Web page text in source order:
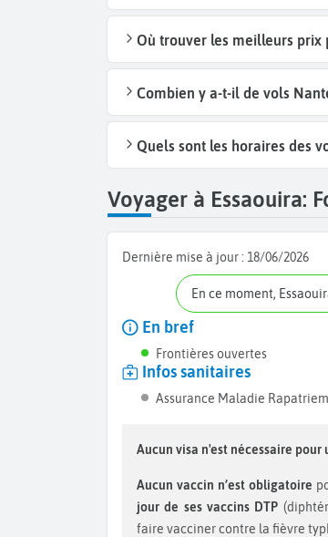
Où trouver les meilleurs prix
Combien y a-t-il de vols
Quels sont les horaires des
Voyager à Essaouira:
Dernière mise à jour : 18/06/2026
En ce moment,
En bref
Frontières ouvertes
Infos sanitaires
Assurance Maladie
Aucun visa n'est nécessaire
Aucun vaccin n’est obligatoire
jour de ses vaccins DTP
faire vacciner contre la fièvre